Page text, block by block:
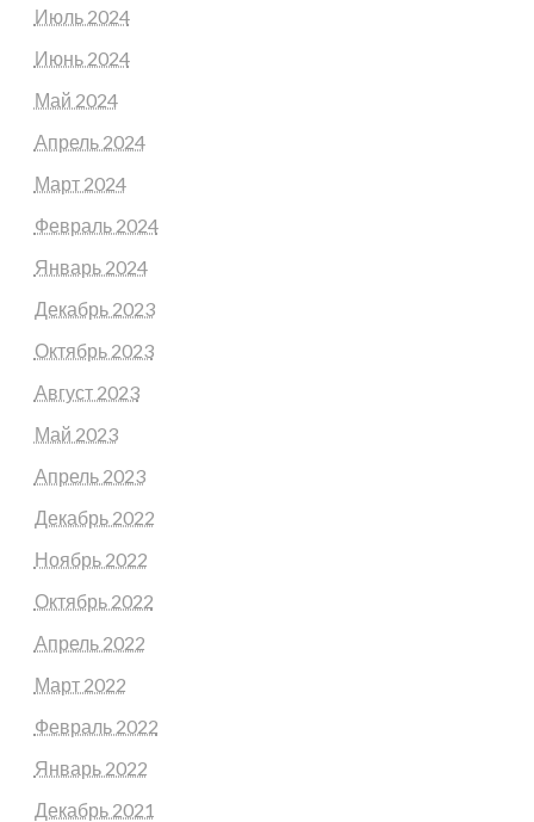
Июль 2024
Июнь 2024
Май 2024
Апрель 2024
Март 2024
Февраль 2024
Январь 2024
Декабрь 2023
Октябрь 2023
Август 2023
Май 2023
Апрель 2023
Декабрь 2022
Ноябрь 2022
Октябрь 2022
Апрель 2022
Март 2022
Февраль 2022
Январь 2022
Декабрь 2021